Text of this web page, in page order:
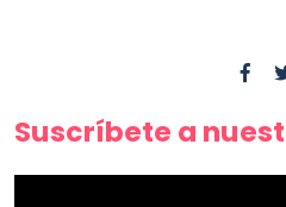
Suscríbete a